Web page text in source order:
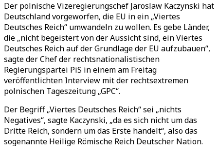
Der polnische Vizeregierungschef Jaroslaw Kaczynski hat
Deutschland vorgeworfen, die EU in ein „Viertes
Deutsches Reich“ umwandeln zu wollen. Es gebe Länder,
die „nicht begeistert von der Aussicht sind, ein Viertes
Deutsches Reich auf der Grundlage der EU aufzubauen“,
sagte der Chef der rechtsnationalistischen
Regierungspartei PiS in einem am Freitag
veröffentlichten Interview mit der rechtsextremen
polnischen Tageszeitung „GPC“.
Der Begriff „Viertes Deutsches Reich“ sei „nichts
Negatives“, sagte Kaczynski, „da es sich nicht um das
Dritte Reich, sondern um das Erste handelt“, also das
sogenannte Heilige Römische Reich Deutscher Nation.